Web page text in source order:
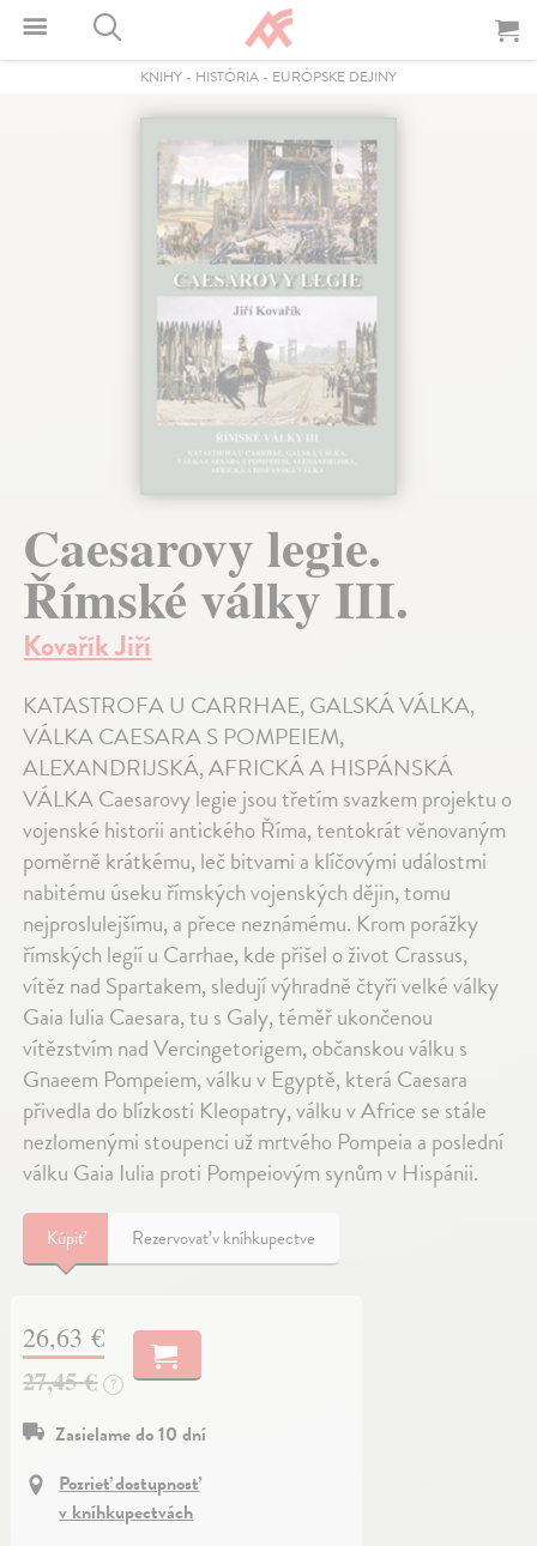
KNIHY - HISTÓRIA - EURÓPSKE DEJINY
Caesarovy legie.
Římské války III.
Kovařík Jiří
KATASTROFA U CARRHAE, GALSKÁ VÁLKA,
VÁLKA CAESARA S POMPEIEM,
ALEXANDRIJSKÁ, AFRICKÁ A HISPÁNSKÁ
VÁLKA Caesarovy legie jsou třetím svazkem projektu o
vojenské historii antického Říma, tentokrát věnovaným
poměrně krátkému, leč bitvami a klíčovými událostmi
nabitému úseku římských vojenských dějin, tomu
nejproslulejšímu, a přece neznámému. Krom porážky
římských legií u Carrhae, kde přišel o život Crassus,
vítěz nad Spartakem, sledují výhradně čtyři velké války
Gaia Iulia Caesara, tu s Galy, téměř ukončenou
vítězstvím nad Vercingetorigem, občanskou válku s
Gnaeem Pompeiem, válku v Egyptě, která Caesara
přivedla do blízkosti Kleopatry, válku v Africe se stále
nezlomenými stoupenci už mrtvého Pompeia a poslední
válku Gaia Iulia proti Pompeiovým synům v Hispánii.
Kúpiť Rezervovať v kníhkupectve
26,63 €
27,45 € ?
Zasielame do 10 dní
Pozrieť dostupnosť
v kníhkupectvách